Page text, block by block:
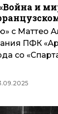
и
с Маттео
ПФК
со